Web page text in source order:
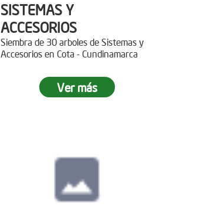
SISTEMAS Y
ACCESORIOS
Siembra de 30 arboles de Sistemas y
Accesorios en Cota - Cundinamarca
Ver más